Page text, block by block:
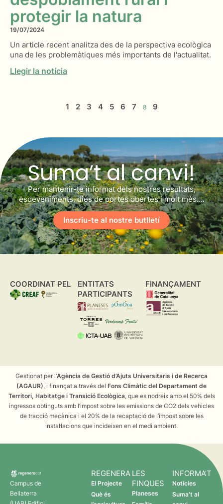
protegir la natura
19/07/2024
Un article recent analitza des de la perspectiva ecològica
una de les problemàtiques més importants de l'actualitat.
Llegir la notícia
1 2 3 4 5 6 7 8 9
Suma’t al canvi!
Per mantenir-te informat dels nostres resultats,
esdeveniments, dies de portes obertes i molt més….
Inscriu-te al nostre butlletí
COORDINAT PEL
ENTITATS
PARTICIPANTS
FINANÇAMENT
Gestionat per l’Agència de Gestió d’Ajuts Universitaris i de Recerca
(AGAUR), i finançat a través del Fons Climàtic del Departament de
Territori, Habitatge i Transició Ecològica, que es nodreix amb el 50% dels
ingressos obtinguts amb l’impost sobre les emissions de CO2 dels vehicles
de tracció mecànica i el 20% de la recaptació de l’impost sobre les
instal·lacions que incideixen en el medi ambient.
Campus de
Bellaterra
REGENERA
El Projecte
Què és
LES
FINQUES
Planeses
INFORMA’T
Notícies
Suma’t al